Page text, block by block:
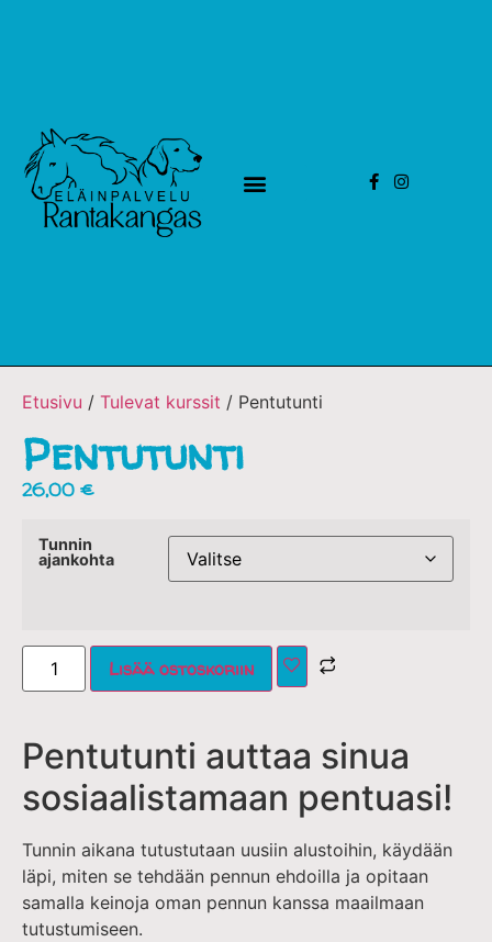
Etusivu / Tulevat kurssit / Pentutunti
Pentutunti
26,00 €
Tunnin
ajankohta
Lisää ostoskoriin
Pentutunti auttaa sinua
sosiaalistamaan pentuasi!
Tunnin aikana tutustutaan uusiin alustoihin, käydään
läpi, miten se tehdään pennun ehdoilla ja opitaan
samalla keinoja oman pennun kanssa maailmaan
tutustumiseen.